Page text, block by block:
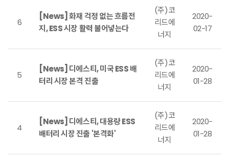
6
[News] 화재 걱정 없는 흐름전
지, ESS 시장 활력 불어넣는다
(주)코
리드에
너지
2020-
02-17
5
[News] 디에스티, 미국 ESS 배
터리 시장 본격 진출
(주)코
리드에
너지
2020-
01-28
4
[News] 디에스티, 대용량 ESS
배터리 시장 진출 '본격화'
(주)코
리드에
너지
2020-
01-28